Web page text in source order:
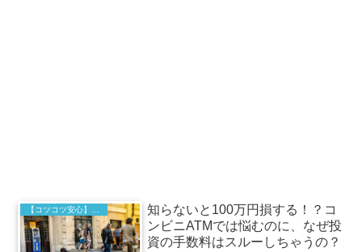
知らないと100万円損する！？コ
ンビニATMでは悩むのに、なぜ投
資の手数料はスルーしちゃうの？